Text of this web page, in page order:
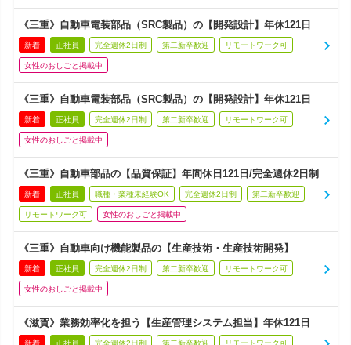
《三重》自動車電装部品（SRC製品）の【開発設計】年休121日
新着 正社員 完全週休2日制 第二新卒歓迎 リモートワーク可
女性のおしごと掲載中
《三重》自動車電装部品（SRC製品）の【開発設計】年休121日
新着 正社員 完全週休2日制 第二新卒歓迎 リモートワーク可
女性のおしごと掲載中
《三重》自動車部品の【品質保証】年間休日121日/完全週休2日制
新着 正社員 職種・業種未経験OK 完全週休2日制 第二新卒歓迎
リモートワーク可 女性のおしごと掲載中
《三重》自動車向け機能製品の【生産技術・生産技術開発】
新着 正社員 完全週休2日制 第二新卒歓迎 リモートワーク可
女性のおしごと掲載中
《滋賀》業務効率化を担う【生産管理システム担当】年休121日
新着 正社員 完全週休2日制 第二新卒歓迎 リモートワーク可